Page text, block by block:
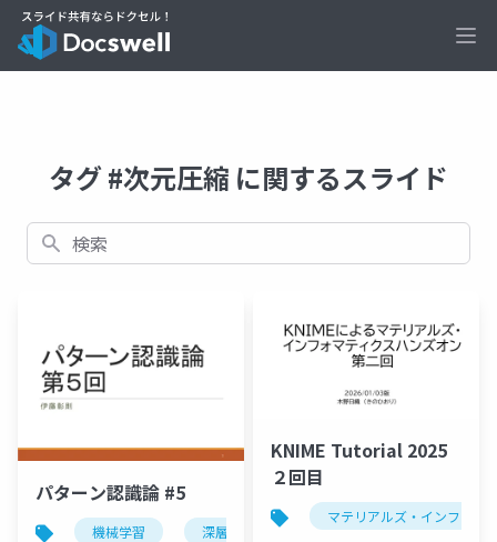
タグ #次元圧縮 に関するスライド
検索
パターン認識論 #5
機械学習 深層学習 パターン認識
KNIME Tutorial 2025
２回目
マテリアルズ・インフォマ